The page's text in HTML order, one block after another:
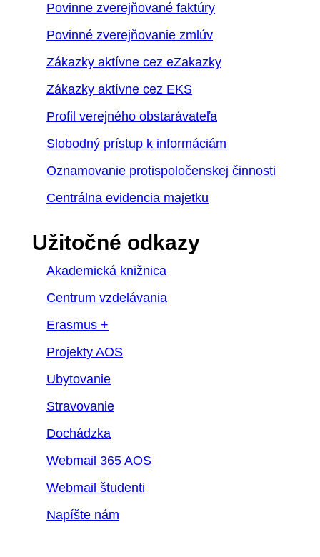
Povinne zverejňované faktúry
Povinné zverejňovanie zmlúv
Zákazky aktívne cez eZakazky
Zákazky aktívne cez EKS
Profil verejného obstarávateľa
Slobodný prístup k informáciám
Oznamovanie protispoločenskej činnosti
Centrálna evidencia majetku
Užitočné odkazy
Akademická knižnica
Centrum vzdelávania
Erasmus +
Projekty AOS
Ubytovanie
Stravovanie
Dochádzka
Webmail 365 AOS
Webmail študenti
Napíšte nám